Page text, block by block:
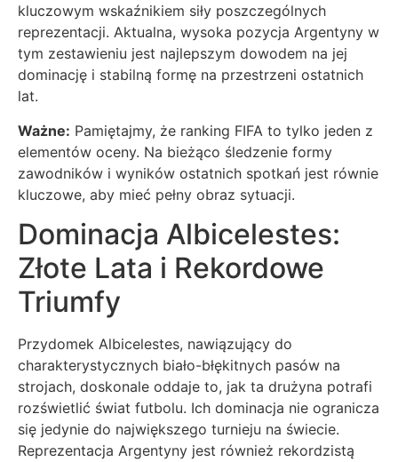
kluczowym wskaźnikiem siły poszczególnych
reprezentacji. Aktualna, wysoka pozycja Argentyny w
tym zestawieniu jest najlepszym dowodem na jej
dominację i stabilną formę na przestrzeni ostatnich
lat.
Ważne: Pamiętajmy, że ranking FIFA to tylko jeden z
elementów oceny. Na bieżąco śledzenie formy
zawodników i wyników ostatnich spotkań jest równie
kluczowe, aby mieć pełny obraz sytuacji.
Dominacja Albicelestes:
Złote Lata i Rekordowe
Triumfy
Przydomek Albicelestes, nawiązujący do
charakterystycznych biało-błękitnych pasów na
strojach, doskonale oddaje to, jak ta drużyna potrafi
rozświetlić świat futbolu. Ich dominacja nie ogranicza
się jedynie do największego turnieju na świecie.
Reprezentacja Argentyny jest również rekordzistą